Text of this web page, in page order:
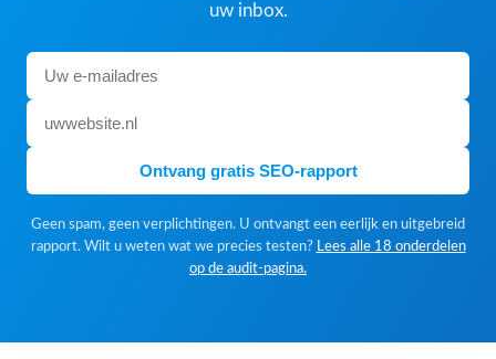
uw inbox.
Ontvang gratis SEO-rapport
Geen spam, geen verplichtingen. U ontvangt een eerlijk en uitgebreid
rapport. Wilt u weten wat we precies testen? Lees alle 18 onderdelen
op de audit-pagina.